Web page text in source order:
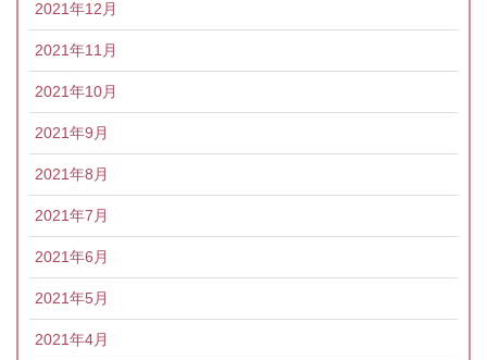
2021年12月
2021年11月
2021年10月
2021年9月
2021年8月
2021年7月
2021年6月
2021年5月
2021年4月